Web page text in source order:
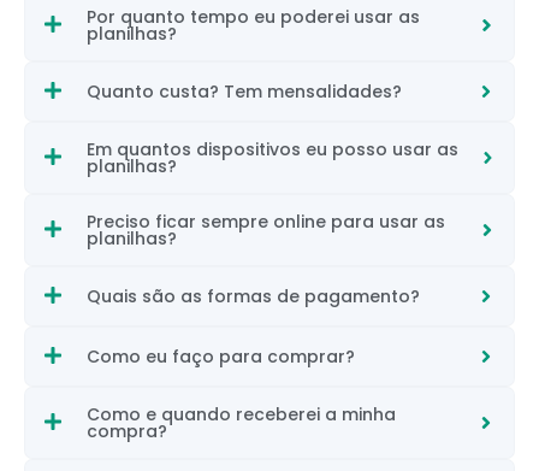
Por quanto tempo eu poderei usar as
planilhas?
Quanto custa? Tem mensalidades?
Em quantos dispositivos eu posso usar as
planilhas?
Preciso ficar sempre online para usar as
planilhas?
Quais são as formas de pagamento?
Como eu faço para comprar?
Como e quando receberei a minha
compra?